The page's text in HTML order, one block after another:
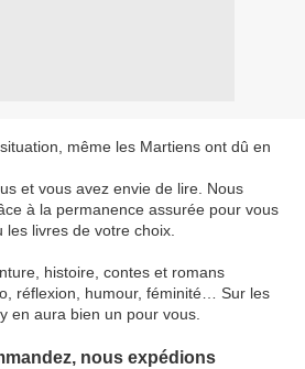
même les Martiens ont dû en
et vous avez envie de lire. Nous
à la permanence assurée pour vous
livres de votre choix.
histoire, contes et romans
réflexion, humour, féminité… Sur les
en aura bien un pour vous.
nous expédions